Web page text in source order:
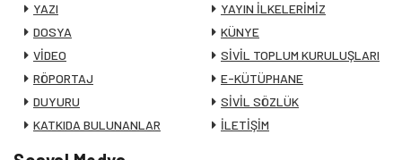
YAZI
DOSYA
VİDEO
RÖPORTAJ
DUYURU
KATKIDA BULUNANLAR
YAYIN İLKELERİMİZ
KÜNYE
SİVİL TOPLUM KURULUŞLARI
E-KÜTÜPHANE
SİVİL SÖZLÜK
İLETİŞİM